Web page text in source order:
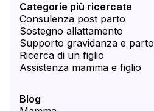
Categorie più ricercate
Consulenza post parto
Sostegno allattamento
Supporto gravidanza e parto
Ricerca di un figlio
Assistenza mamma e figlio
Blog